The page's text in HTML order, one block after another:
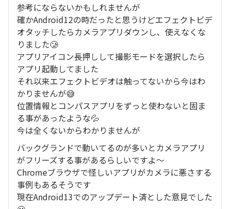
参考にならないかもしれませんが
確かAndroid12の時だったと思うけどエフェクトビデ
オタッチしたらカメラアプリダウンし、使えなくな
りました🥲
アプリアイコン長押しして撮影モードを選択したら
アプリ起動してました
それ以来エフェクトビデオは触ってないから今はわ
かりませんが😅
位置情報とコンパスアプリをずっと使わないと固ま
る事があったような💦
今は全くないからわかりませんが
バックグランドで動いてるのが多いとカメラアプリ
がフリーズする事があるらしいですよ〜
Chromeブラウザで怪しいアプリがカメラに悪さする
事例もあるそうです
現在Android13でのアップデート済とした意見でした